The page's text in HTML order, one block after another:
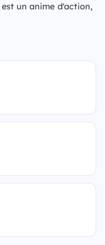
un anime d'action,